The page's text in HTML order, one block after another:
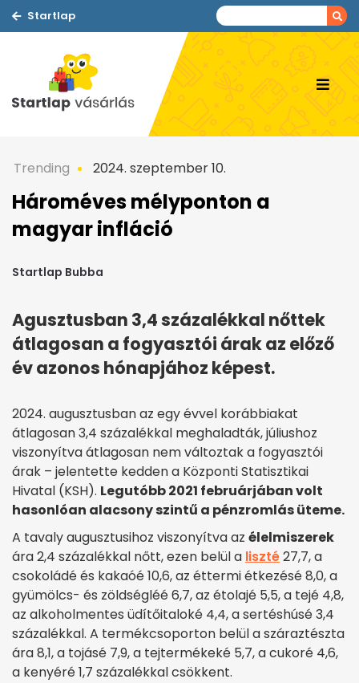
Startlap
Trending 2024. szeptember 10.
Hároméves mélyponton a
magyar infláció
Startlap Bubba
Agusztusban 3,4 százalékkal nőttek
átlagosan a fogyasztói árak az előző
év azonos hónapjához képest.
2024. augusztusban az egy évvel korábbiakat
átlagosan 3,4 százalékkal meghaladták, júliushoz
viszonyítva átlagosan nem változtak a fogyasztói
árak – jelentette kedden a Központi Statisztikai
Hivatal (KSH). Legutóbb 2021 februárjában volt
hasonlóan alacsony szintű a pénzromlás üteme.
A tavaly augusztusihoz viszonyítva az élelmiszerek
ára 2,4 százalékkal nőtt, ezen belül a liszté27,7, a
csokoládé és kakaóé 10,6, az éttermi étkezésé 8,0, a
gyümölcs- és zöldségléé 6,7, az étolajé 5,5, a tejé 4,8,
az alkoholmentes üdítőitaloké 4,4, a sertéshúsé 3,4
százalékkal. A termékcsoporton belül a száraztészta
ára 8,1, a tojásé 7,9, a tejtermékeké 5,7, a cukoré 4,6,
a kenyéré 1,7 százalékkal csökkent.